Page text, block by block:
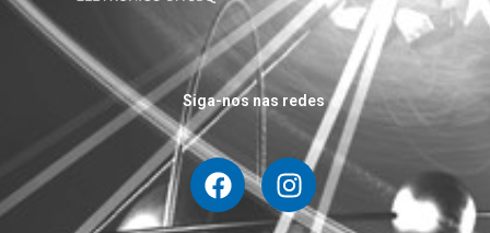
Siga-nos nas redes